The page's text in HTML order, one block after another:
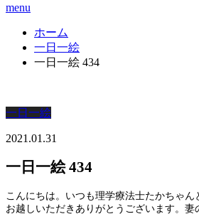
menu
ホーム
一日一絵
一日一絵 434
一日一絵
2021.01.31
一日一絵 434
こんにちは。いつも理学療法士たかちゃん
お越しいただきありがとうございます。妻